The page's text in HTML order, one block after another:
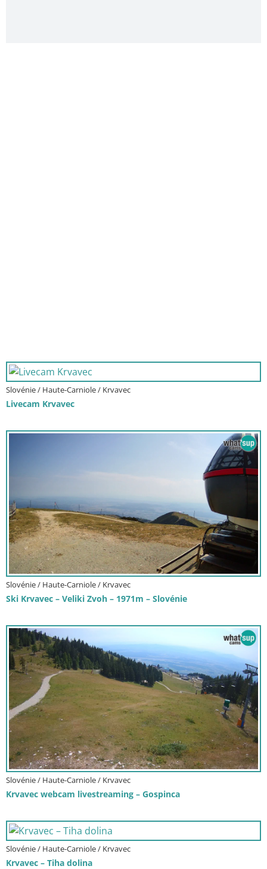
Slovénie / Haute-Carniole / Krvavec
Livecam Krvavec
Slovénie / Haute-Carniole / Krvavec
Ski Krvavec – Veliki Zvoh – 1971m – Slovénie
Slovénie / Haute-Carniole / Krvavec
Krvavec webcam livestreaming – Gospinca
Slovénie / Haute-Carniole / Krvavec
Krvavec – Tiha dolina